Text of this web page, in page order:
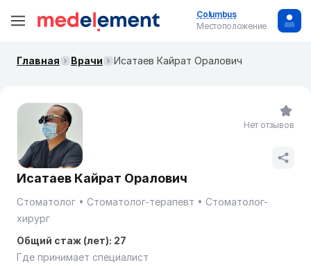
Columbus
Местоположение
Главная Врачи Исатаев Кайрат Оралович
Исатаев Кайрат Оралович
Стоматолог Стоматолог-терапевт
Стоматолог-
хирург
Общий стаж (лет): 27
Где принимает специалист
Нет отзывов